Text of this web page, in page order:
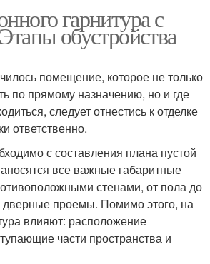
гарнитура с
обустройства
помещение, которое не только
по прямому назначению, но и где
следует отнестись к отделке
ответственно.
с составления плана пустой
все важные габаритные
стенами, от пола до
дверные проемы. Помимо этого, на
влияют: расположение
части пространства и